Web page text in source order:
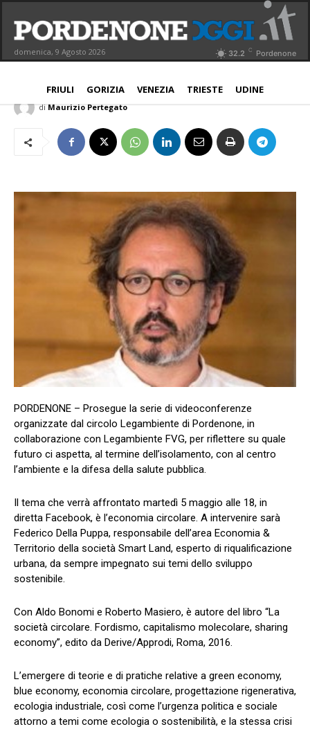
domenica, 9 Agosto 2026 32.2 C Pordenone
FRIULI GORIZIA VENEZIA TRIESTE UDINE
Videoconferenza Legambiente,
verso una società circolare
PORDENONE
di Maurizio Pertegato
PORDENONE – Prosegue la serie di videoconferenze
organizzate dal circolo Legambiente di Pordenone, in
collaborazione con Legambiente FVG, per riflettere su quale
futuro ci aspetta, al termine dell’isolamento, con al centro
l’ambiente e la difesa della salute pubblica.
Il tema che verrà affrontato martedì 5 maggio alle 18, in
diretta Facebook, è l’economia circolare. A intervenire sarà
Federico Della Puppa, responsabile dell’area Economia &
Territorio della società Smart Land, esperto di riqualificazione
urbana, da sempre impegnato sui temi dello sviluppo
sostenibile.
Con Aldo Bonomi e Roberto Masiero, è autore del libro “La
società circolare. Fordismo, capitalismo molecolare, sharing
economy”, edito da Derive/Approdi, Roma, 2016.
L’emergere di teorie e di pratiche relative a green economy,
blue economy, economia circolare, progettazione rigenerativa,
ecologia industriale, così come l’urgenza politica e sociale
attorno a temi come ecologia o sostenibilità, e la stessa crisi